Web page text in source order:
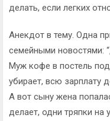
делать, если легких
Анекдот в тему. Одна
семейными новостями:
Муж кофе в постель
убирает, всю зарплату
А вот сыну жена
делает, одни тряпки на